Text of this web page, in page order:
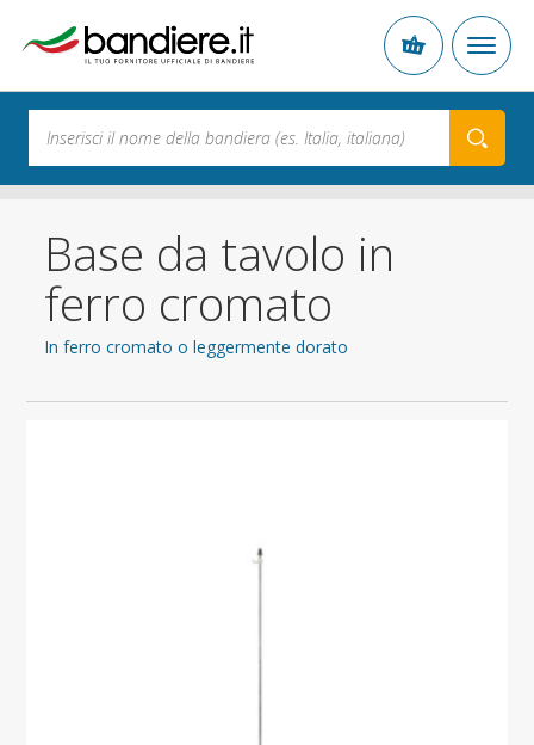
Base da tavolo in
ferro cromato
In ferro cromato o leggermente dorato